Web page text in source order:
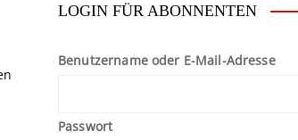
LOGIN FÜR ABONNENTEN
Benutzername oder E-Mail-Adresse
Passwort